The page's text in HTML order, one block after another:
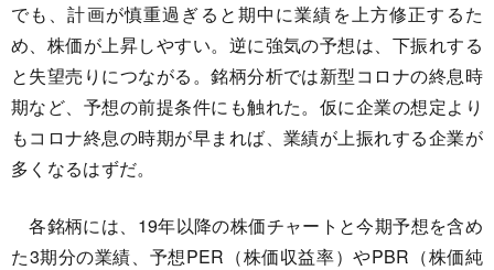
でも、計画が慎重過ぎると期中に業績を上方修正するた
め、株価が上昇しやすい。逆に強気の予想は、下振れする
と失望売りにつながる。銘柄分析では新型コロナの終息時
期など、予想の前提条件にも触れた。仮に企業の想定より
もコロナ終息の時期が早まれば、業績が上振れする企業が
多くなるはずだ。
各銘柄には、19年以降の株価チャートと今期予想を含め
た3期分の業績、予想PER（株価収益率）やPBR（株価純